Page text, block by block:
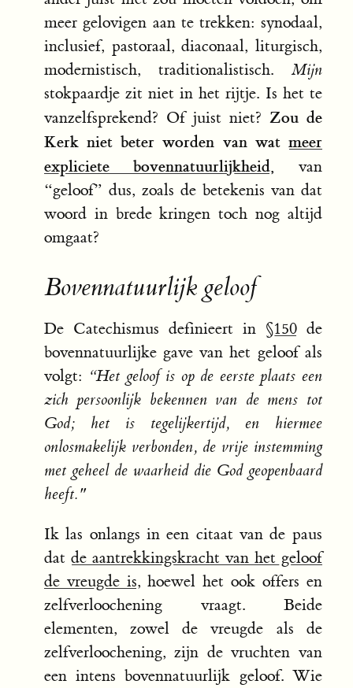
meer gelovigen aan te trekken: synodaal,
inclusief, pastoraal, diaconaal, liturgisch,
modernistisch, traditionalistisch. Mijn
stokpaardje zit niet in het rijtje. Is het te
vanzelfsprekend? Of juist niet? Zou de
Kerk niet beter worden van wat meer
expliciete bovennatuurlijkheid, van
“geloof” dus, zoals de betekenis van dat
woord in brede kringen toch nog altijd
omgaat?
Bovennatuurlijk geloof
De Catechismus definieert in §150de
bovennatuurlijke gave van het geloof als
volgt: “Het geloof is op de eerste plaats een
zich persoonlijk bekennen van de mens tot
God; het is tegelijkertijd, en hiermee
onlosmakelijk verbonden, de vrije instemming
met geheel de waarheid die God geopenbaard
heeft."
Ik las onlangs in een citaat van de paus
dat de aantrekkingskracht van het geloof
de vreugde is, hoewel het ook offers en
zelfverloochening vraagt. Beide
elementen, zowel de vreugde als de
zelfverloochening, zijn de vruchten van
een intens bovennatuurlijk geloof. Wie